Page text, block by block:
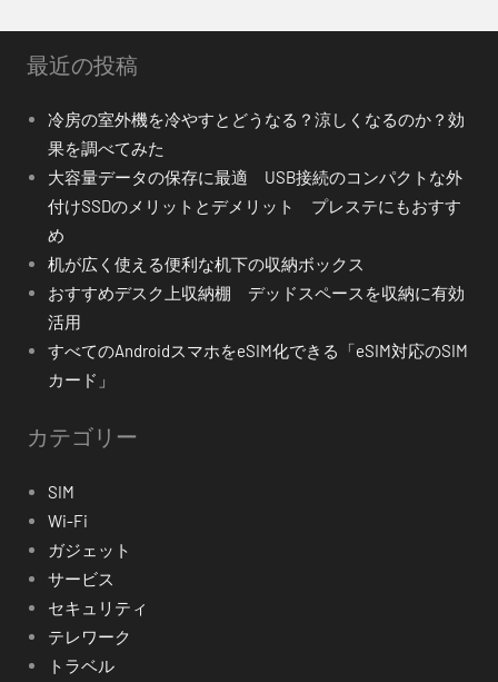
最近の投稿
冷房の室外機を冷やすとどうなる？涼しくなるのか？効
果を調べてみた
大容量データの保存に最適 USB接続のコンパクトな外
付けSSDのメリットとデメリット プレステにもおすす
め
机が広く使える便利な机下の収納ボックス
おすすめデスク上収納棚 デッドスペースを収納に有効
活用
すべてのAndroidスマホをeSIM化できる「eSIM対応のSIM
カード」
カテゴリー
SIM
Wi-Fi
ガジェット
サービス
セキュリティ
テレワーク
トラベル